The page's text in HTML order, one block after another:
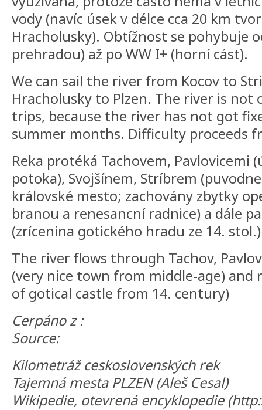
vody (navíc úsek v délce cca 20 km
Hracholusky). Obtížnost se pohybuje
prehradou) až po WW I+ (horní cást).
We can sail the river from Kocov to
Hracholusky to Plzen. The river is
trips, because the river has not got
summer months. Difficulty proceeds
Reka protéká Tachovem, Pavlovicemi
potoka), Svojšínem, Stríbrem
královské mesto; zachovány zbytky
branou a renesancní radnice) a dále
(zrícenina gotického hradu ze 14. stol.)
The river flows through Tachov,
(very nice town from middle-age)
of gotical castle from 14. century)
Cerpáno z :
Source:
Kilometráž ceskoslovenských rek
Tajemná mesta PLZEN (Aleš Cesal)
Wikipedie, otevrená encyklopedie